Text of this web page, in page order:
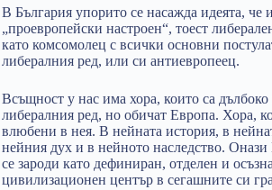
В България упорито се насажда идеята, че
„проевропейски настроен“, тоест
като комсомолец с всички основни
либералния ред, или си антиевропеец.
Всъщност у нас има хора, които са дълбоко
либералния ред, но обичат Европа. Хора,
влюбени в нея. В нейната история, в
нейния дух и в нейното наследство. Онази
се зароди като дефиниран, отделен и
цивилизационен център в сегашните си